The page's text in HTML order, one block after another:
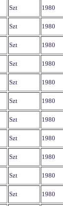
Szt 1980
Szt 1980
Szt 1980
Szt 1980
Szt 1980
Szt 1980
Szt 1980
Szt 1980
Szt 1980
Szt 1980
Szt 1980